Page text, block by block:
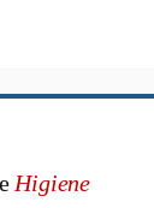
Higiene